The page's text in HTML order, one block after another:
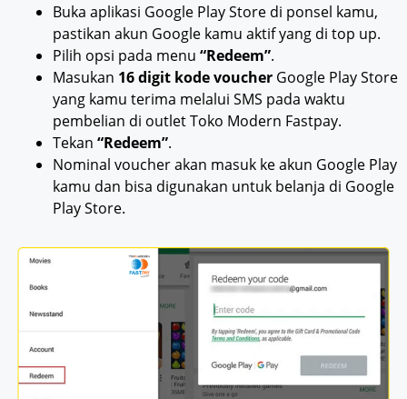
Buka aplikasi Google Play Store di ponsel kamu,
pastikan akun Google kamu aktif yang di top up.
Pilih opsi pada menu “Redeem”.
Masukan 16 digit kode voucher Google Play Store
yang kamu terima melalui SMS pada waktu
pembelian di outlet Toko Modern Fastpay.
Tekan “Redeem”.
Nominal voucher akan masuk ke akun Google Play
kamu dan bisa digunakan untuk belanja di Google
Play Store.